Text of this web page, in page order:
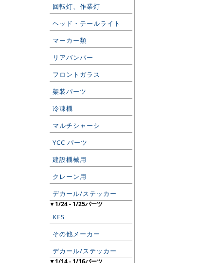
回転灯、作業灯
ヘッド・テールライト
マーカー類
リアバンパー
フロントガラス
架装パーツ
冷凍機
マルチシャーシ
YCC パーツ
建設機械用
クレーン用
デカール/ステッカー
▼1/24 - 1/25パーツ
KFS
その他メーカー
デカール/ステッカー
▼1/14 - 1/16パーツ